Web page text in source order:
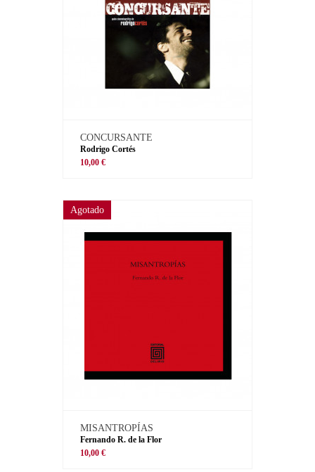
CONCURSANTE
Rodrigo Cortés
10,00 €
Agotado
MISANTROPÍAS
Fernando R. de la Flor
10,00 €